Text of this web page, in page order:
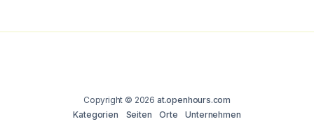
Copyright © 2026 at.openhours.com
Kategorien
Seiten Orte Unternehmen